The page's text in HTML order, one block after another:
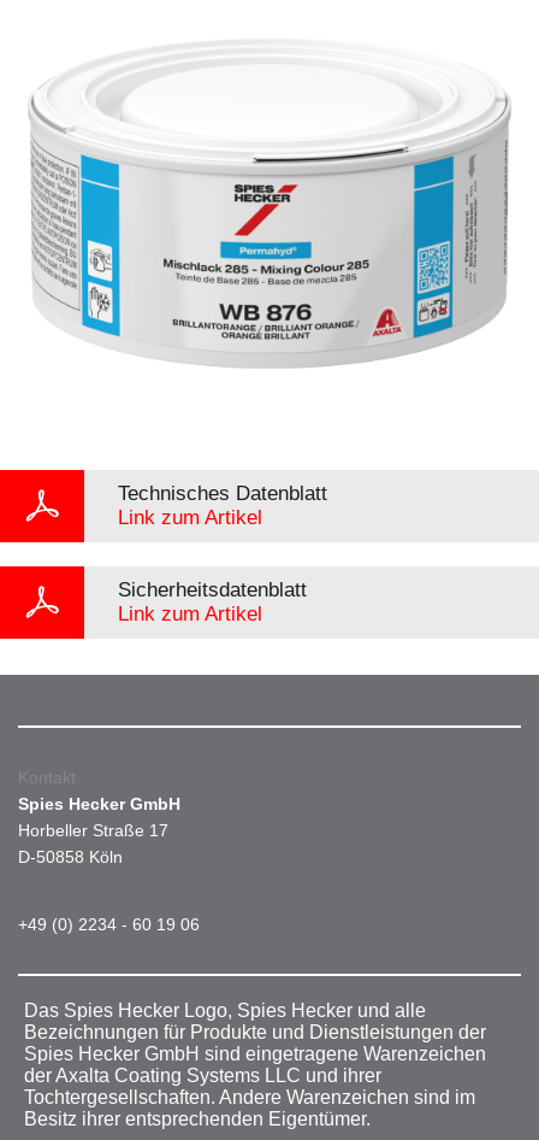
Technisches Datenblatt
Link zum Artikel
Sicherheitsdatenblatt
Link zum Artikel
Kontakt
Spies Hecker GmbH
Horbeller Straße 17
D-50858 Köln
+49 (0) 2234 - 60 19 06
Das Spies Hecker Logo, Spies Hecker und alle
Bezeichnungen für Produkte und Dienstleistungen der
Spies Hecker GmbH sind eingetragene Warenzeichen
der Axalta Coating Systems LLC und ihrer
Tochtergesellschaften. Andere Warenzeichen sind im
Besitz ihrer entsprechenden Eigentümer.